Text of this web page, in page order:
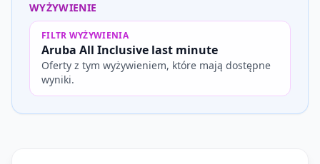
WYŻYWIENIE
FILTR WYŻYWIENIA
Aruba All Inclusive last minute
Oferty z tym wyżywieniem, które mają dostępne
wyniki.